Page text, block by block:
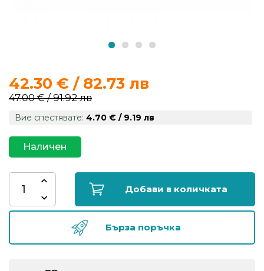
за
риболов
за
Куки
за
42.30 € / 82.73 лв
47.00 € / 91.92 лв
Вие спестявате: 4.70 € / 9.19 лв
Наличен
Добави в количката
Бърза поръчка